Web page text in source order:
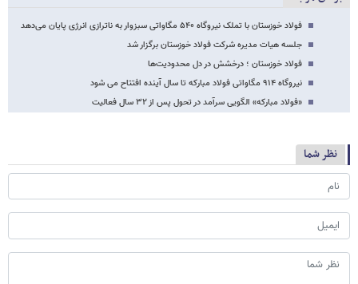
فولاد خوزستان با تملک نیروگاه ۵۴۰ مگاواتی سبزوار به ناترازی انرژی پایان می‌دهد
جلسه هیات مدیره شرکت فولاد خوزستان برگزار شد
فولاد خوزستان ؛ درخشش در دل محدودیت‌ها
نیروگاه ۹۱۴ مگاواتی فولاد مبارکه تا سال آینده افتتاح می شود
«فولاد مبارکه» الگویی سرآمد در تحول پس از ۳۲ سال فعالیت
نظر شما